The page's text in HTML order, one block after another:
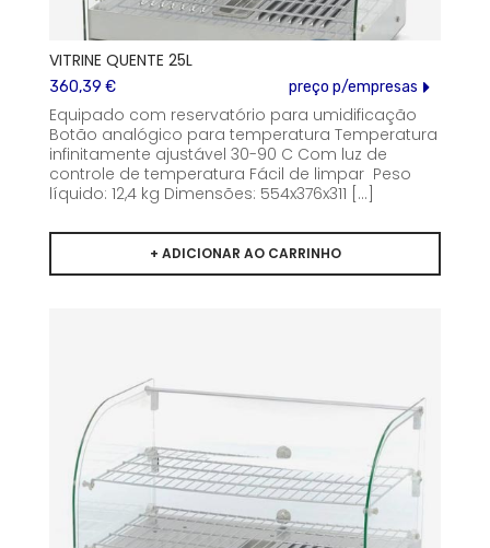
VITRINE QUENTE 25L
360,39 € preço p/empresas
Equipado com reservatório para umidificação
Botão analógico para temperatura Temperatura
infinitamente ajustável 30-90 C Com luz de
controle de temperatura Fácil de limpar Peso
líquido: 12,4 kg Dimensões: 554x376x311 [...]